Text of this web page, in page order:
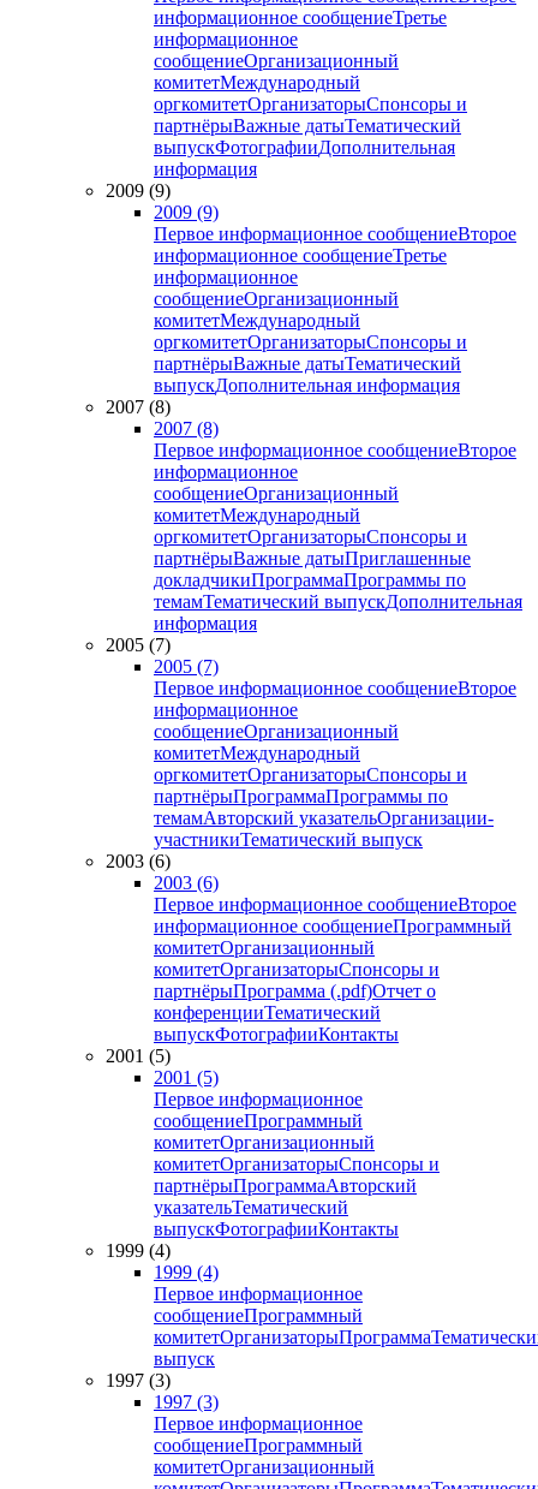
информационное сообщениеТретье
информационное
сообщениеОрганизационный
комитетМеждународный
оргкомитетОрганизаторыСпонсоры и
партнёрыВажные датыТематический
выпускФотографииДополнительная
информация
2009 (9)
2009 (9)
Первое информационное сообщениеВторое
информационное сообщениеТретье
информационное
сообщениеОрганизационный
комитетМеждународный
оргкомитетОрганизаторыСпонсоры и
партнёрыВажные датыТематический
выпускДополнительная информация
2007 (8)
2007 (8)
Первое информационное сообщениеВторое
информационное
сообщениеОрганизационный
комитетМеждународный
оргкомитетОрганизаторыСпонсоры и
партнёрыВажные датыПриглашенные
докладчикиПрограммаПрограммы по
темамТематический выпускДополнительная
информация
2005 (7)
2005 (7)
Первое информационное сообщениеВторое
информационное
сообщениеОрганизационный
комитетМеждународный
оргкомитетОрганизаторыСпонсоры и
партнёрыПрограммаПрограммы по
темамАвторский указательОрганизации-
участникиТематический выпуск
2003 (6)
2003 (6)
Первое информационное сообщениеВторое
информационное сообщениеПрограммный
комитетОрганизационный
комитетОрганизаторыСпонсоры и
партнёрыПрограмма (.pdf)Отчет о
конференцииТематический
выпускФотографииКонтакты
2001 (5)
2001 (5)
Первое информационное
сообщениеПрограммный
комитетОрганизационный
комитетОрганизаторыСпонсоры и
партнёрыПрограммаАвторский
указательТематический
выпускФотографииКонтакты
1999 (4)
1999 (4)
Первое информационное
сообщениеПрограммный
комитетОрганизаторыПрограмма
выпуск
1997 (3)
1997 (3)
Первое информационное
сообщениеПрограммный
комитетОрганизационный